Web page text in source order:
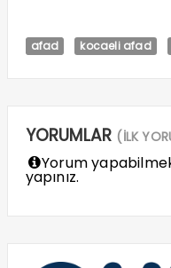
afad kocaeli afad
YORUMLAR (İLK
Yorum
yapınız.